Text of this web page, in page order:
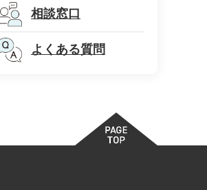
相談窓口
よくある質問